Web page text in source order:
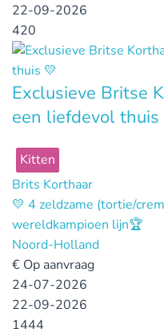
22-09-2026
420
Exclusieve Britse
een liefdevol thuis
Kitten
Brits Korthaar
💛 4 zeldzame (tortie/
wereldkampioen lijn🏆
Noord-Holland
€ Op aanvraag
24-07-2026
22-09-2026
1444